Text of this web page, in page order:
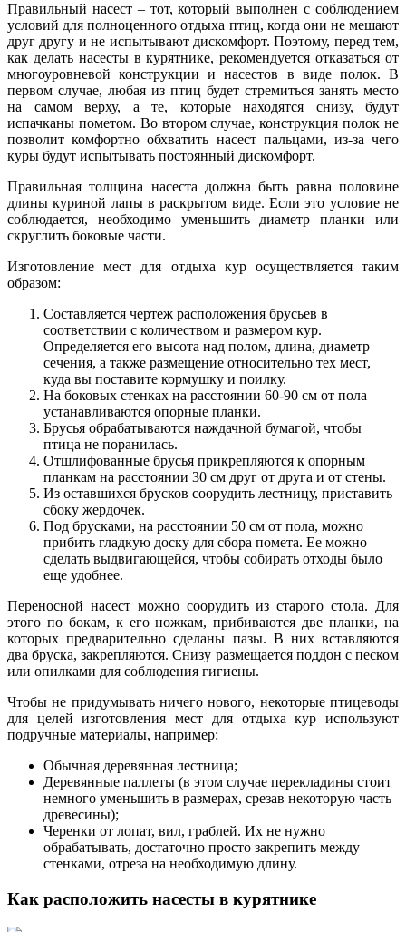
Правильный насест – тот, который выполнен с соблюдением
условий для полноценного отдыха птиц, когда они не мешают
друг другу и не испытывают дискомфорт. Поэтому, перед тем,
как делать насесты в курятнике, рекомендуется отказаться от
многоуровневой конструкции и насестов в виде полок. В
первом случае, любая из птиц будет стремиться занять место
на самом верху, а те, которые находятся снизу, будут
испачканы пометом. Во втором случае, конструкция полок не
позволит комфортно обхватить насест пальцами, из-за чего
куры будут испытывать постоянный дискомфорт.
Правильная толщина насеста должна быть равна половине
длины куриной лапы в раскрытом виде. Если это условие не
соблюдается, необходимо уменьшить диаметр планки или
скруглить боковые части.
Изготовление мест для отдыха кур осуществляется таким
образом:
Составляется чертеж расположения брусьев в
соответствии с количеством и размером кур.
Определяется его высота над полом, длина, диаметр
сечения, а также размещение относительно тех мест,
куда вы поставите кормушку и поилку.
На боковых стенках на расстоянии 60-90 см от пола
устанавливаются опорные планки.
Брусья обрабатываются наждачной бумагой, чтобы
птица не поранилась.
Отшлифованные брусья прикрепляются к опорным
планкам на расстоянии 30 см друг от друга и от стены.
Из оставшихся брусков соорудить лестницу, приставить
сбоку жердочек.
Под брусками, на расстоянии 50 см от пола, можно
прибить гладкую доску для сбора помета. Ее можно
сделать выдвигающейся, чтобы собирать отходы было
еще удобнее.
Переносной насест можно соорудить из старого стола. Для
этого по бокам, к его ножкам, прибиваются две планки, на
которых предварительно сделаны пазы. В них вставляются
два бруска, закрепляются. Снизу размещается поддон с песком
или опилками для соблюдения гигиены.
Чтобы не придумывать ничего нового, некоторые птицеводы
для целей изготовления мест для отдыха кур используют
подручные материалы, например:
Обычная деревянная лестница;
Деревянные паллеты (в этом случае перекладины стоит
немного уменьшить в размерах, срезав некоторую часть
древесины);
Черенки от лопат, вил, граблей. Их не нужно
обрабатывать, достаточно просто закрепить между
стенками, отреза на необходимую длину.
Как расположить насесты в курятнике